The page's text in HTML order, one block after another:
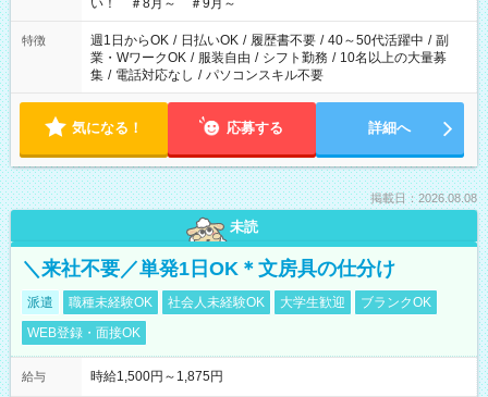
い！ ＃8月～ ＃9月～
特徴 週1日からOK / 日払いOK / 履歴書不要 / 40～50代活躍中 / 副
業・WワークOK / 服装自由 / シフト勤務 / 10名以上の大量募
集 / 電話対応なし / パソコンスキル不要
気になる！ 応募する 詳細へ
掲載日：2026.08.08
未読
＼来社不要／単発1日OK＊文房具の仕分け
派遣 職種未経験OK 社会人未経験OK 大学生歓迎
ブランクOK
WEB登録・面接OK
給与 時給1,500円～1,875円